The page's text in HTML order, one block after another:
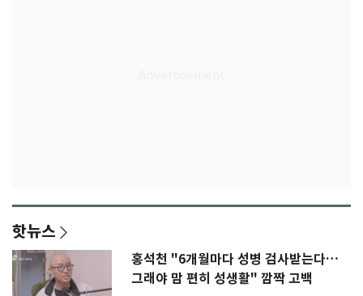
핫뉴스
홍석천 "6개월마다 성병 검사받는다…
그래야 맘 편히 성생활" 깜짝 고백